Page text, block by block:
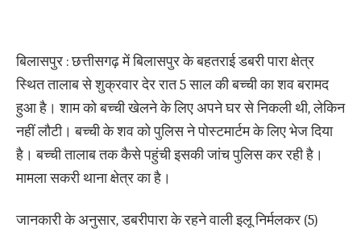
बिलासपुर : छत्तीसगढ़ में बिलासपुर के बहतराई डबरी पारा क्षेत्र
स्थित तालाब से शुक्रवार देर रात 5 साल की बच्ची का शव बरामद
हुआ है। शाम को बच्ची खेलने के लिए अपने घर से निकली थी, लेकिन
नहीं लौटी। बच्ची के शव को पुलिस ने पोस्टमार्टम के लिए भेज दिया
है। बच्ची तालाब तक कैसे पहुंची इसकी जांच पुलिस कर रही है।
मामला सकरी थाना क्षेत्र का है।
जानकारी के अनुसार, डबरीपारा के रहने वाली इलू निर्मलकर (5)